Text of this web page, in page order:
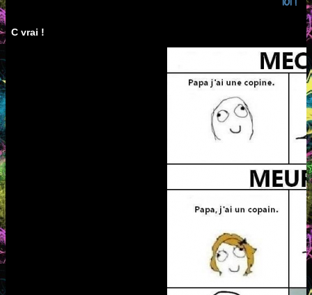
C vrai !